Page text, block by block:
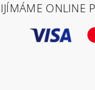
ONLINE